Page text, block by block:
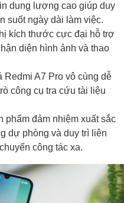
dung lượng cao giúp duy
suốt ngày dài làm việc.
kích thước cực đại hỗ trợ
diện hình ảnh và thao
Redmi A7 Pro vô cùng dễ
công cụ tra cứu tài liệu
phẩm đảm nhiệm xuất sắc
dự phòng và duy trì liên
công tác xa.